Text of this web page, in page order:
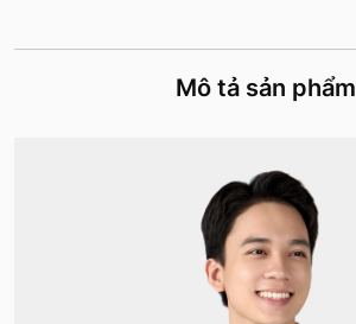
Mô tả sản phẩm